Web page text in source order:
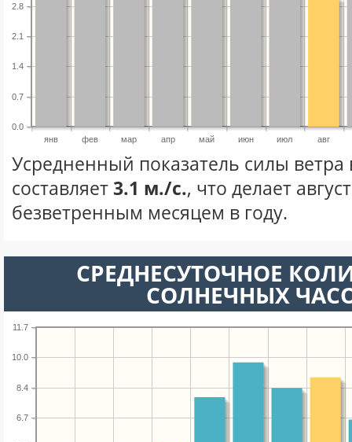
янв фев мар апр май июн июл авг
0.0
0.7
1.4
2.1
2.8
Усредненный показатель силы ветра
составляет3.1 м./с., что делает
безветренным месяцем в году.
СРЕДНЕСУТОЧНОЕ
СОЛНЕЧНЫХ
6.7
8.4
10.0
11.7